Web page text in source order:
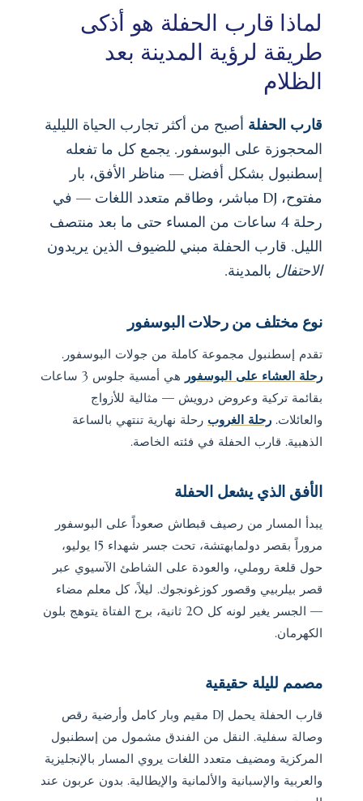
لماذا قارب الحفلة هو أذكى
طريقة لرؤية المدينة بعد
الظلام
قارب الحفلة أصبح من أكثر تجارب الحياة الليلية
المحجوزة على البوسفور. يجمع كل ما تفعله
إسطنبول بشكل أفضل — مناظر الأفق، بار
مفتوح، DJ مباشر، وطاقم متعدد اللغات — في
رحلة 4 ساعات من المساء حتى ما بعد منتصف
الليل. قارب الحفلة مبني للضيوف الذين يريدون
الاحتفال بالمدينة.
نوع مختلف من رحلات البوسفور
تقدم إسطنبول مجموعة كاملة من جولات البوسفور.
رحلة العشاء على البوسفور
هي أمسية جلوس 3 ساعات
بقائمة تركية وعروض درويش — مثالية للأزواج
والعائلات. رحلة الغروب رحلة نهارية تنتهي بالساعة
الذهبية. قارب الحفلة في فئته الخاصة.
الأفق الذي يشعل الحفلة
يبدأ المسار من رصيف قبطاش صعوداً على البوسفور
مروراً بقصر دولمابهتشة، تحت جسر شهداء 15 يوليو،
حول قلعة روملي، والعودة على الشاطئ الآسيوي عبر
قصر بيلربيي وقصور كوزغونجوك. ليلاً، كل معلم مضاء
— الجسر يغير لونه كل 20 ثانية، برج الفتاة يتوهج بلون
الكهرمان.
مصمم لليلة حقيقية
قارب الحفلة يحمل DJ مقيم وبار كامل وأرضية رقص
وصالة سفلية. النقل من الفندق مشمول من إسطنبول
المركزية ومضيف متعدد اللغات يروي المسار بالإنجليزية
والعربية والإسبانية والألمانية والإيطالية. بدون عربون عند